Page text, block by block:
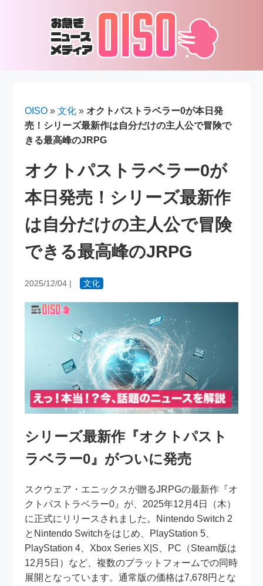
OISO »文化 » オクトパストラベラー0が本日発
売！シリーズ最新作は自分だけの主人公で冒険で
きる最高峰のJRPG
オクトパストラベラー0が
本日発売！シリーズ最新作
は自分だけの主人公で冒険
できる最高峰のJRPG
2025/12/04 | 文化
シリーズ最新作『オクトパスト
ラベラー0』がついに発売
スクウェア・エニックスが贈るJRPGの最新作『オ
クトパストラベラー0』が、2025年12月4日（木）
に正式にリリースされました。Nintendo Switch 2
とNintendo Switchをはじめ、PlayStation 5、
PlayStation 4、Xbox Series X|S、PC（Steam版は
12月5日）など、複数のプラットフォームでの同時
展開となっています。通常版の価格は7,678円とな